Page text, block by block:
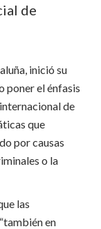
de
inició su
poner el énfasis
de
que
por causas
o la
las
en